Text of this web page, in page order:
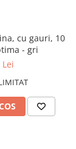
cu gauri, 10
- gri
Lei